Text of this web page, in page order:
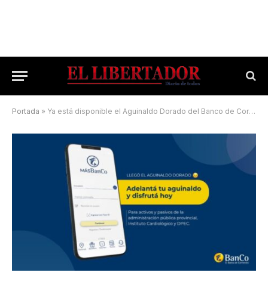
Portada » Ya está disponible el Aguinaldo Dorado del Banco de Corrientes